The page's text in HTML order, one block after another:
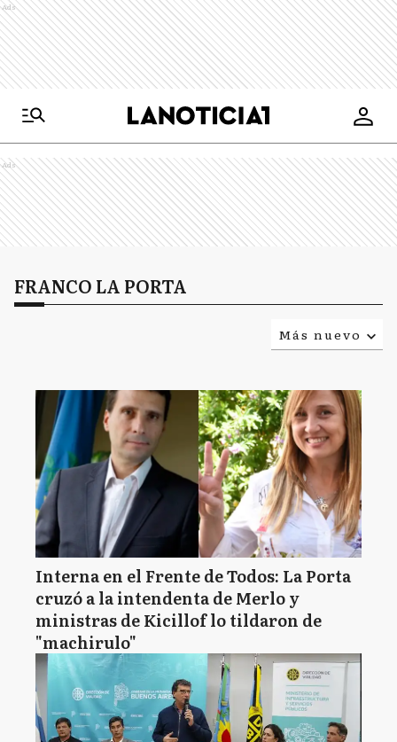
Ads
Ads
FRANCO LA PORTA
Más nuevo
Interna en el Frente de Todos: La Porta
cruzó a la intendenta de Merlo y
ministras de Kicillof lo tildaron de
"machirulo"